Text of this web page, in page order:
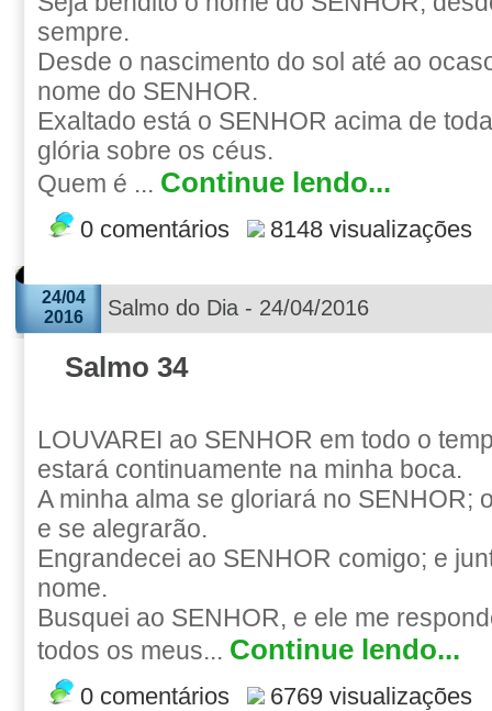
sempre.
Desde o nascimento do sol até ao
nome do SENHOR.
Exaltado está o SENHOR acima de
glória sobre os céus.
Quem é ... Continue lendo...
0 comentários 8148 visualizações
24/04
2016
Salmo do Dia - 24/04/2016
Salmo 34
LOUVAREI ao SENHOR em todo o
estará continuamente na minha boca.
A minha alma se gloriará no SENHOR;
e se alegrarão.
Engrandecei ao SENHOR comigo; e
nome.
Busquei ao SENHOR, e ele me
todos os meus... Continue lendo...
0 comentários 6769 visualizações